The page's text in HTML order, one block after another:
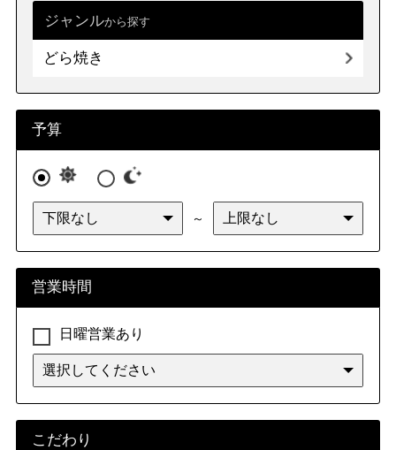
ジャンルから探す
どら焼き
予算
～
営業時間
日曜営業あり
こだわり